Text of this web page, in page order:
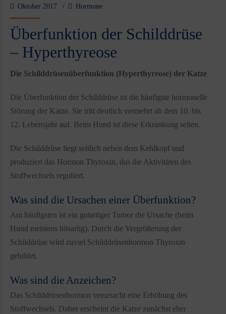
Oktober 2017 Hormone
Überfunktion der Schilddrüse
– Hyperthyreose
Die Schilddrüsenüberfunktion (Hyperthyreose) der Katze
Die Überfunktion der Schilddrüse ist die häufigste hormonelle
Störung der Katze. Sie tritt deutlich vermehrt ab dem 10. bis
12. Lebensjahr auf. Beim Hund ist diese Erkrankung selten.
Die Schilddrüse liegt seitlich neben dem Kehlkopf und
produziert das Hormon Thyroxin, das die Aktivitäten des
Stoffwechsels reguliert.
Was sind die Ursachen einer Überfunktion?
Am häufigsten ist ein gutartiger Tumor die Ursache (beim
Hund meistens bösartig). Durch die Vergrößerung der
Schilddrüse wird zuviel Schilddrüsenhormon Thyroxin
gebildet.
Was sind die Anzeichen?
Das Schilddrüsenhormon verursacht eine Erhöhung des
Stoffwechsels. Daher erscheint die Katze zunächst eher